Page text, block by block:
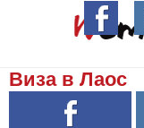
Виза в Лаос